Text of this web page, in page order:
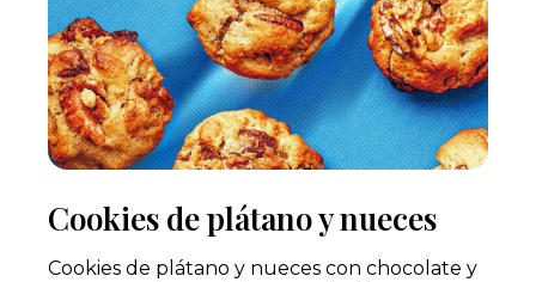
Cookies de plátano y nueces
Cookies de plátano y nueces con chocolate y